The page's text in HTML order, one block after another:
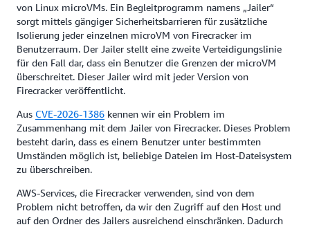
von Linux microVMs. Ein Begleitprogramm namens „Jailer“
sorgt mittels gängiger Sicherheitsbarrieren für zusätzliche
Isolierung jeder einzelnen microVM von Firecracker im
Benutzerraum. Der Jailer stellt eine zweite Verteidigungslinie
für den Fall dar, dass ein Benutzer die Grenzen der microVM
überschreitet. Dieser Jailer wird mit jeder Version von
Firecracker veröffentlicht.
Aus CVE-2026-1386 kennen wir ein Problem im
Zusammenhang mit dem Jailer von Firecracker. Dieses Problem
besteht darin, dass es einem Benutzer unter bestimmten
Umständen möglich ist, beliebige Dateien im Host-Dateisystem
zu überschreiben.
AWS-Services, die Firecracker verwenden, sind von dem
Problem nicht betroffen, da wir den Zugriff auf den Host und
auf den Ordner des Jailers ausreichend einschränken. Dadurch